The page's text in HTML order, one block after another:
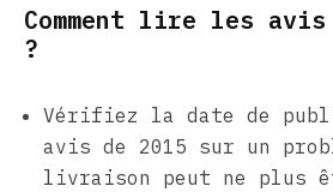
Comment lire les
?
Vérifiez la date de
avis de 2015 sur un
livraison peut ne plus